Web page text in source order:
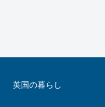
英国の暮らし